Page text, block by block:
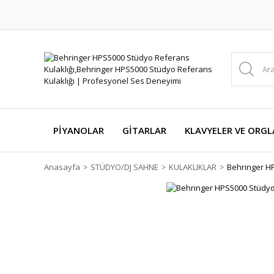
PİYANOLAR GİTARLAR KLAVYELER VE
Anasayfa STÜDYO/DJ SAHNE KULAKLIKLAR Behringer